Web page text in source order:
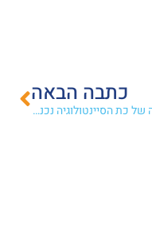
כתבה הבאה
"מרצה של כת הסיינטולוגיה נכנסה לתפקיד חברת מועצת עיריית תל אביב"